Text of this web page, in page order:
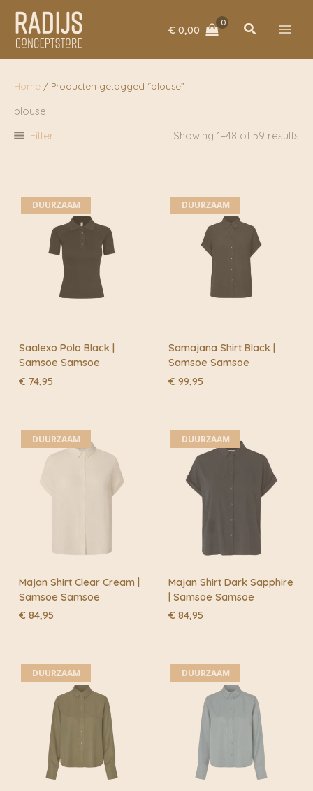
naar
inhoud
€ 0,00 Zoeken
Home / Producten getagged “blouse”
blouse
Filter Showing 1–48 of 59 results
DUURZAAM
Saalexo Polo Black |
Samsoe Samsoe
€ 74,95
DUURZAAM
Samajana Shirt Black |
Samsoe Samsoe
€ 99,95
DUURZAAM
Majan Shirt Clear Cream |
Samsoe Samsoe
€ 84,95
DUURZAAM
Majan Shirt Dark Sapphire
| Samsoe Samsoe
€ 84,95
DUURZAAM DUURZAAM